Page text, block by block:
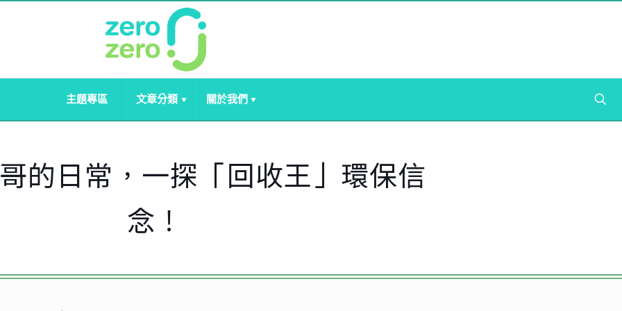
主題專區 文章分類 關於我們
的日常，一探「回收王」環保信
念！